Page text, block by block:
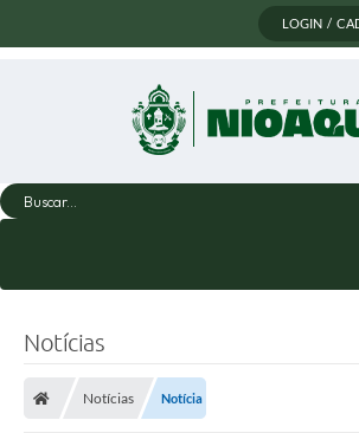
LOGIN /
Buscar...
Notícias
Notícias Notícia